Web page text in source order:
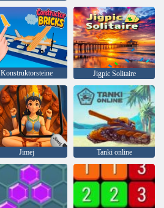
Konstruktorsteine Jigpic Solitaire
Jimej Tanki online